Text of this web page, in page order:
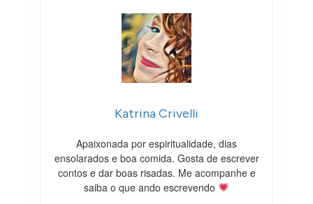
Katrina Crivelli
Apaixonada por espiritualidade, dias
ensolarados e boa comida. Gosta de escrever
contos e dar boas risadas. Me acompanhe e
saiba o que ando escrevendo